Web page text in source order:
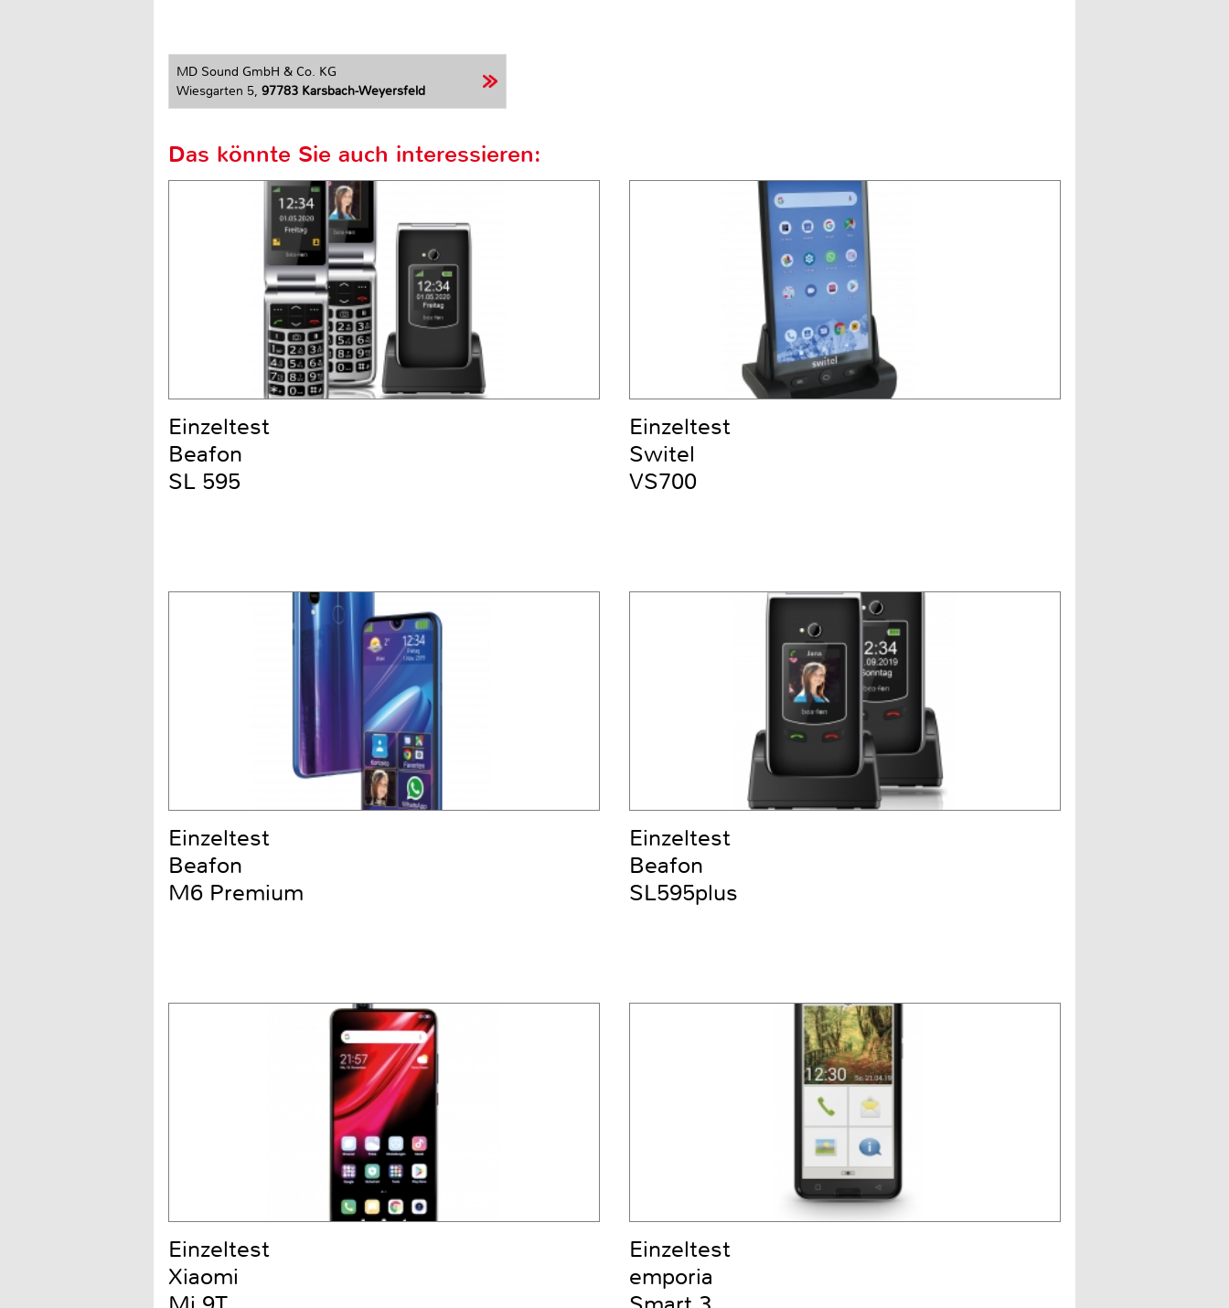
MD Sound GmbH & Co. KG
Wiesgarten 5, 97783 Karsbach-Weyersfeld
Das könnte Sie auch interessieren:
Einzeltest
Beafon
SL 595
Einzeltest
Switel
VS700
Einzeltest
Beafon
M6 Premium
Einzeltest
Beafon
SL595plus
Einzeltest
Xiaomi
Einzeltest
emporia